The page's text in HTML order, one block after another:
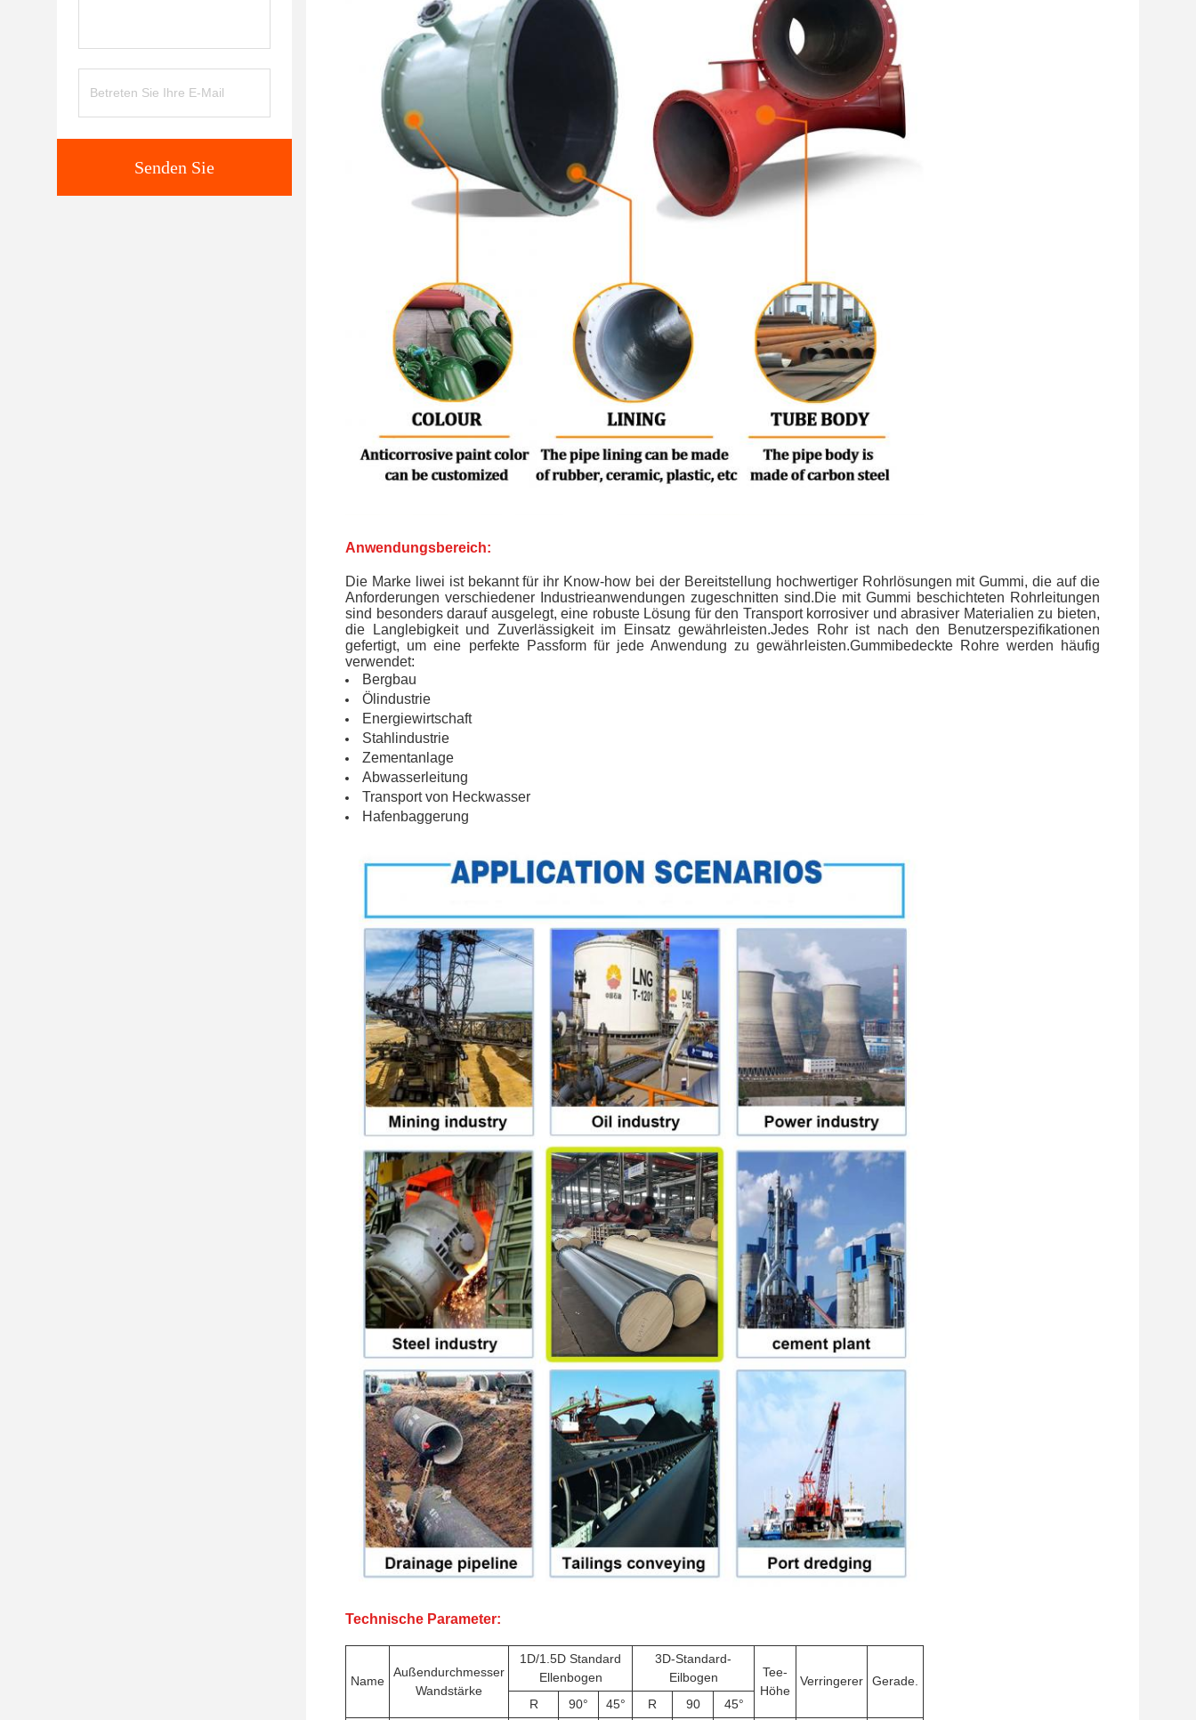
Senden Sie
Anwendungsbereich:
Die Marke liwei ist bekannt für ihr Know-how bei der Bereitstellung hochwertiger Rohrlösungen mit Gummi, die auf die
Anforderungen verschiedener Industrieanwendungen zugeschnitten sind.Die mit Gummi beschichteten Rohrleitungen
sind besonders darauf ausgelegt, eine robuste Lösung für den Transport korrosiver und abrasiver Materialien zu bieten,
die Langlebigkeit und Zuverlässigkeit im Einsatz gewährleisten.Jedes Rohr ist nach den Benutzerspezifikationen
gefertigt, um eine perfekte Passform für jede Anwendung zu gewährleisten.Gummibedeckte Rohre werden häufig
verwendet:
Bergbau
Ölindustrie
Energiewirtschaft
Stahlindustrie
Zementanlage
Abwasserleitung
Transport von Heckwasser
Hafenbaggerung
Technische Parameter:
Name
Außendurchmesser
Wandstärke
1D/1.5D Standard
Ellenbogen
3D-Standard-
Eilbogen
Tee-
Höhe
Verringerer
Gerade.
R
90° 45° R 90 45°